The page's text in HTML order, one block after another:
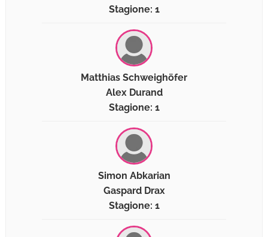
Stagione: 1
Matthias Schweighöfer
Alex Durand
Stagione: 1
Simon Abkarian
Gaspard Drax
Stagione: 1